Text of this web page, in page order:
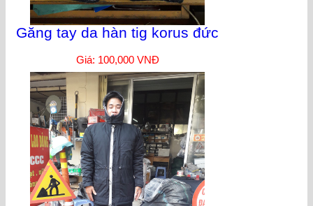
Găng tay da hàn tig korus đức
Giá: 100,000 VNĐ